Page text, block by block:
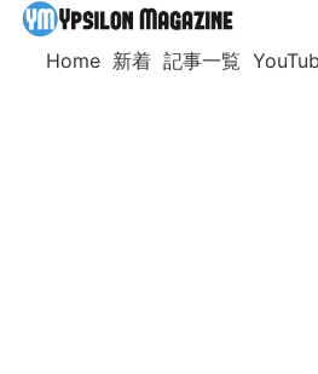
Home 新着 記事一覧